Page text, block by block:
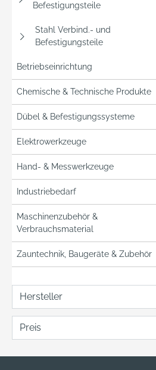
Befestigungsteile
Stahl Verbind.- und
Befestigungsteile
Betriebseinrichtung
Chemische & Technische Produkte
Dübel & Befestigungssysteme
Elektrowerkzeuge
Hand- & Messwerkzeuge
Industriebedarf
Maschinenzubehör &
Verbrauchsmaterial
Zauntechnik, Baugeräte & Zubehör
Hersteller
Preis